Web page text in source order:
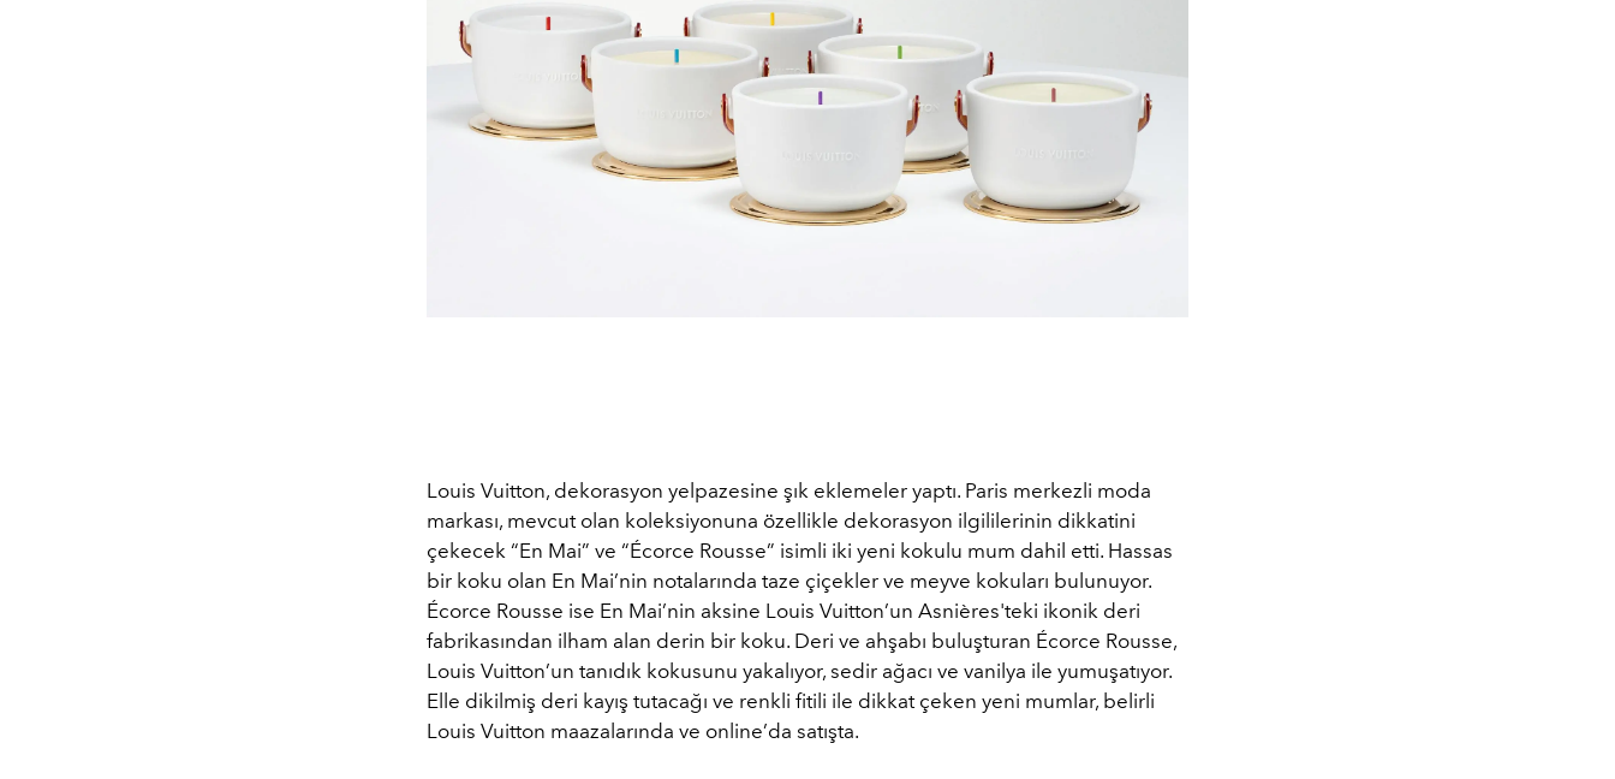
Louis Vuitton, dekorasyon yelpazesine şık eklemeler yaptı. Paris merkezli moda
markası, mevcut olan koleksiyonuna özellikle dekorasyon ilgililerinin dikkatini
çekecek “En Mai” ve “Écorce Rousse” isimli iki yeni kokulu mum dahil etti. Hassas
bir koku olan En Mai’nin notalarında taze çiçekler ve meyve kokuları bulunuyor.
Écorce Rousse ise En Mai’nin aksine Louis Vuitton’un Asnières'teki ikonik deri
fabrikasından ilham alan derin bir koku. Deri ve ahşabı buluşturan Écorce Rousse,
Louis Vuitton’un tanıdık kokusunu yakalıyor, sedir ağacı ve vanilya ile yumuşatıyor.
Elle dikilmiş deri kayış tutacağı ve renkli fitili ile dikkat çeken yeni mumlar, belirli
Louis Vuitton maazalarında ve online’da satışta.